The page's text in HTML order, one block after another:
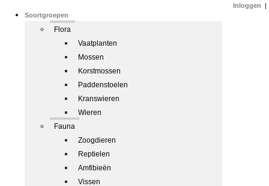
Soortgroepen
Flora
Vaatplanten
Mossen
Korstmossen
Paddenstoelen
Kranswieren
Wieren
Fauna
Zoogdieren
Reptielen
Amfibieën
Vissen
Inloggen |